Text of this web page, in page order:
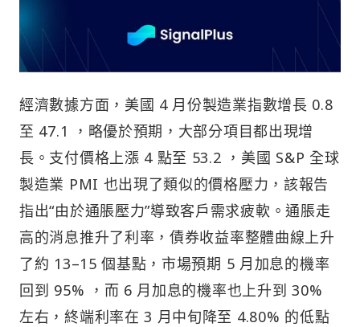
經濟數據方面，美國 4 月份製造業指數增長 0.8
至 47.1 ，略優於預期，大部分項目都出現增
長。支付價格上漲 4 點至 53.2 ，美國 S&P 全球
製造業 PMI 也出現了類似的價格壓力，該報告
指出“由於通脹壓力”導致客戶需求疲軟。通脹走
高的消息推升了利率，債券收益率整體曲線上升
了約 13–15 個基點，市場預期 5 月加息的機率
回到 95% ，而 6 月加息的機率也上升到 30%
左右，終端利率在 3 月中旬降至 4.80% 的低點